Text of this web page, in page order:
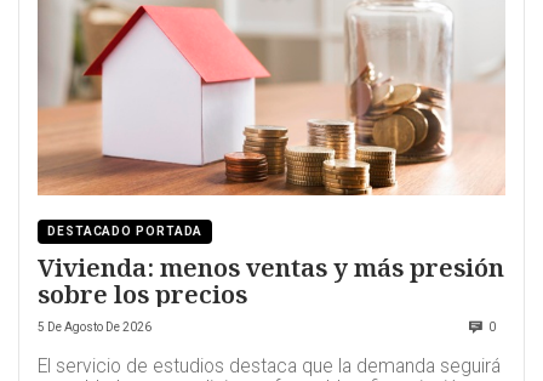
DESTACADO PORTADA
Vivienda: menos ventas y más presión
sobre los precios
5 De Agosto De 2026 0
El servicio de estudios destaca que la demanda seguirá